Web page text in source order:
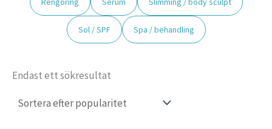
Sol / SPF Spa / behandling
Endast ett sökresultat